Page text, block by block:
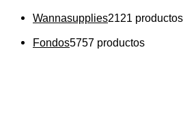
Wannasupplies2121 productos
Fondos5757 productos